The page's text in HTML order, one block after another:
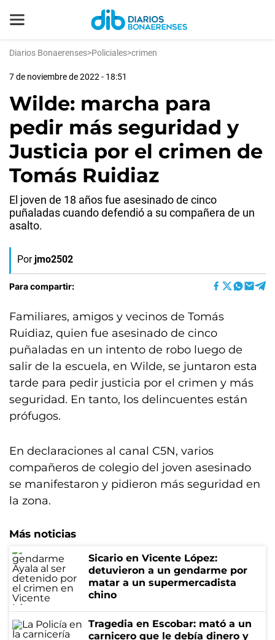
Diarios Bonaerenses>Policiales>crimen
7 de noviembre de 2022 - 18:51
Wilde: marcha para
pedir más seguridad y
Justicia por el crimen de
Tomás Ruidiaz
El joven de 18 años fue asesinado de cinco
puñaladas cuando defendió a su compañera de un
asalto.
Por jmo2502
Para compartir:
Familiares, amigos y vecinos de Tomás
Ruidiaz, quien fue asesinado de cinco
puñaladas en un intento de robo luego de
salir de la escuela, en Wilde, se juntaron esta
tarde para pedir justicia por el crimen y más
seguridad. En tanto, los delincuentes están
prófugos.
En declaraciones al canal C5N, varios
compañeros de colegio del joven asesinado
se manifestaron y pidieron más seguridad en
la zona.
Más noticias
Sicario en Vicente López:
detuvieron a un gendarme por
matar a un supermercadista
chino
Tragedia en Escobar: mató a un
carnicero que le debía dinero y